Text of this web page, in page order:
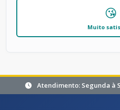
😘
Muito
Atendimento: Segunda à